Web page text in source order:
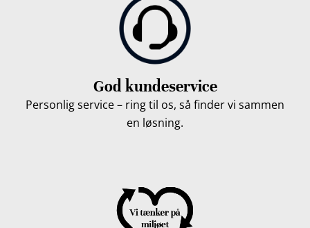
God kundeservice
Personlig service – ring til os, så finder vi sammen
en løsning.